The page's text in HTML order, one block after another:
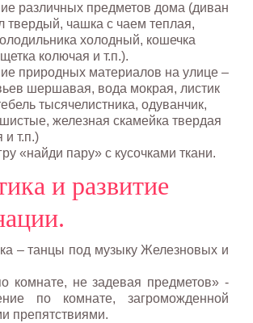
различных предметов дома (диван
твердый, чашка с чаем теплая,
холодный, кошечка
колючая и т.п.).
природных материалов на улице –
шершавая, вода мокрая, листик
тысячелистника, одуванчик,
железная скамейка твердая
и т.п.)
«найди пару» с кусочками ткани.
и развитие
– танцы под музыку Железновых и
комнате, не задевая предметов» -
по комнате, загроможденной
препятствиями.